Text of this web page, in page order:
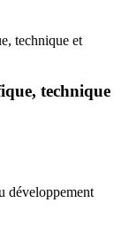
technique et
technique
développement